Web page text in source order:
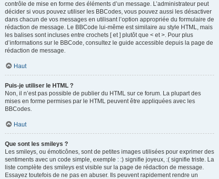
contrôle de mise en forme des éléments d’un message. L’administrateur peut
décider si vous pouvez utiliser les BBCodes, vous pouvez aussi les désactiver
dans chacun de vos messages en utilisant l’option appropriée du formulaire de
rédaction de message. Le BBCode lui-même est similaire au style HTML, mais
les balises sont incluses entre crochets [ et ] plutôt que < et >. Pour plus
d’informations sur le BBCode, consultez le guide accessible depuis la page de
rédaction de message.
Haut
Puis-je utiliser le HTML ?
Non, il n’est pas possible de publier du HTML sur ce forum. La plupart des
mises en forme permises par le HTML peuvent être appliquées avec les
BBCodes.
Haut
Que sont les smileys ?
Les smileys, ou émoticônes, sont de petites images utilisées pour exprimer des
sentiments avec un code simple, exemple : :) signifie joyeux, :( signifie triste. La
liste complète des smileys est visible sur la page de rédaction de message.
Essayez toutefois de ne pas en abuser. Ils peuvent rapidement rendre un